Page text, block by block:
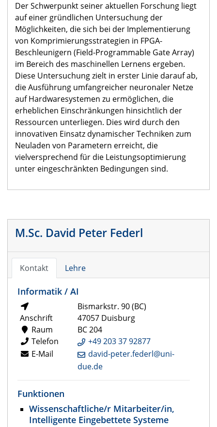
Der Schwerpunkt seiner aktuellen Forschung liegt
auf einer gründlichen Untersuchung der
Möglichkeiten, die sich bei der Implementierung
von Komprimierungsstrategien in FPGA-
Beschleunigern (Field-Programmable Gate Array)
im Bereich des maschinellen Lernens ergeben.
Diese Untersuchung zielt in erster Linie darauf ab,
die Ausführung umfangreicher neuronaler Netze
auf Hardwaresystemen zu ermöglichen, die
erheblichen Einschränkungen hinsichtlich der
Ressourcen unterliegen. Dies wird durch den
innovativen Einsatz dynamischer Techniken zum
Neuladen von Parametern erreicht, die
vielversprechend für die Leistungsoptimierung
unter eingeschränkten Bedingungen sind.
M.Sc. David Peter Federl
Kontakt Lehre
Informatik / AI
Anschrift
Bismarkstr. 90 (BC)
47057 Duisburg
Raum
BC 204
Telefon
+49 203 37 92877
E-Mail
david-peter.federl@uni-
due.de
Funktionen
Wissenschaftliche/r Mitarbeiter/in,
Intelligente Eingebettete Systeme